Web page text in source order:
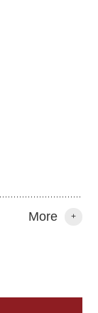
More +